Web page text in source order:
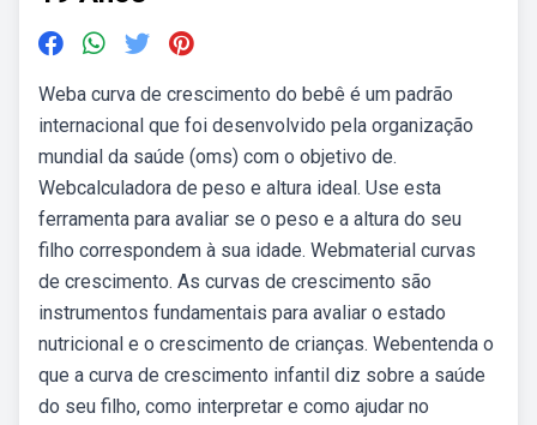
Weba curva de crescimento do bebê é um padrão
internacional que foi desenvolvido pela organização
mundial da saúde (oms) com o objetivo de.
Webcalculadora de peso e altura ideal. Use esta
ferramenta para avaliar se o peso e a altura do seu
filho correspondem à sua idade. Webmaterial curvas
de crescimento. As curvas de crescimento são
instrumentos fundamentais para avaliar o estado
nutricional e o crescimento de crianças. Webentenda o
que a curva de crescimento infantil diz sobre a saúde
do seu filho, como interpretar e como ajudar no